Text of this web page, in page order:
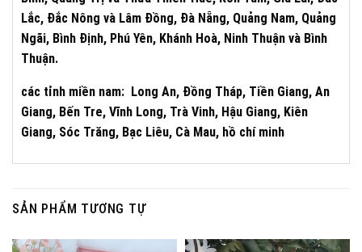
Lắc, Đắc Nông và Lâm Đồng, Đà Nẵng, Quảng Nam, Quảng
Ngãi, Bình Định, Phú Yên, Khánh Hoà, Ninh Thuận và Bình
Thuận.
các tỉnh miền nam: Long An, Đồng Tháp, Tiền Giang, An
Giang, Bến Tre, Vĩnh Long, Trà Vinh, Hậu Giang, Kiên
Giang, Sóc Trăng, Bạc Liêu, Cà Mau, hồ chí minh
SẢN PHẨM TƯƠNG TỰ